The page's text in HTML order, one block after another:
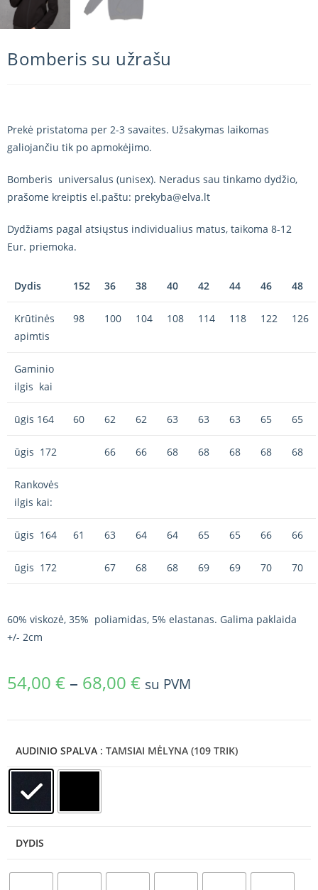
Bomberis su užrašu
Prekė pristatoma per 2-3 savaites. Užsakymas laikomas
galiojančiu tik po apmokėjimo.
Bomberis universalus (unisex). Neradus sau tinkamo dydžio,
prašome kreiptis el.paštu: prekyba@elva.lt
Dydžiams pagal atsiųstus individualius matus, taikoma 8-12
Eur. priemoka.
Dydis 152 36 38 40 42 44 46 48
Krūtinės
apimtis
98 100 104 108 114 118 122 126
Gaminio
ilgis kai
ūgis 164 60 62 62 63 63 63 65 65
ūgis 172 66 66 68 68 68 68 68
Rankovės
ilgis kai:
ūgis 164 61 63 64 64 65 65 66 66
ūgis 172 67 68 68 69 69 70 70
60% viskozė, 35% poliamidas, 5% elastanas. Galima paklaida
+/- 2cm
54,00 € – 68,00 € su PVM
AUDINIO SPALVA : TAMSIAI MĖLYNA (109 TRIK)
DYDIS